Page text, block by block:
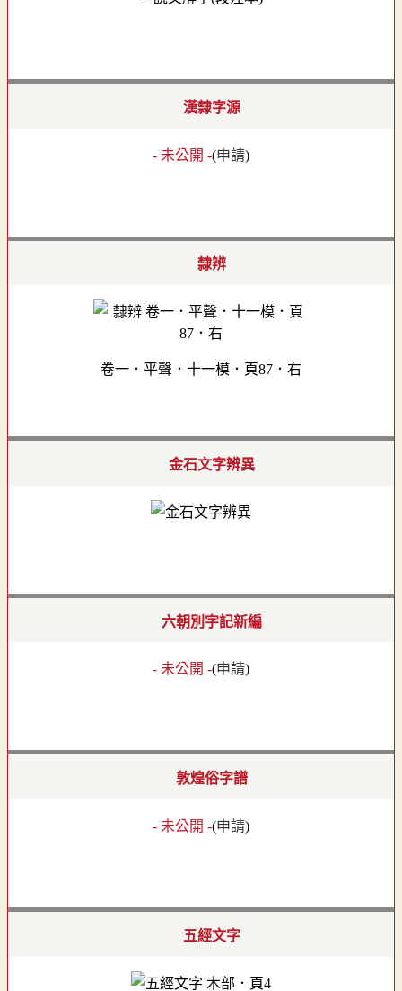
漢隸字源
- 未公開 -(申請)
隸辨
卷一．平聲．十一模．頁87．右
金石文字辨異
六朝別字記新編
- 未公開 -(申請)
敦煌俗字譜
- 未公開 -(申請)
五經文字